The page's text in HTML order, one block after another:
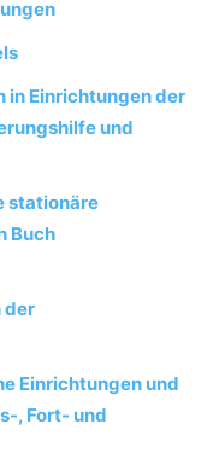
in Einrichtungen der
und
stationäre
Buch
der
Einrichtungen und
, Fort- und